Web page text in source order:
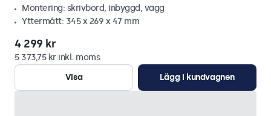
Montering: skrivbord, inbyggd, vägg
Yttermått: 345 x 269 x 47 mm
4 299 kr
5 373,75 kr inkl. moms
Visa
Lägg i kundvagnen